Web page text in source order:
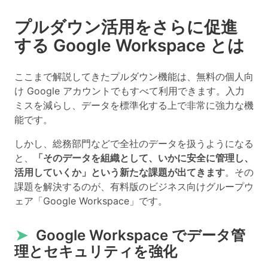
プルダウン活用をさらに促進
する Google Workspace とは
ここまで解説してきたプルダウン機能は、無料の個人向
け Google アカウントでもすべて利用できます。入力
ミスを減らし、データを標準化する上で非常に強力な機
能です。
しかし、総務部門などで全社のデータを扱うようになる
と、
「そのデータを組織として、いかに安全に管理し、
活用していくか」という新たな課題が出てきます。その
課題を解決するのが、有料版のビジネス向けグループウ
ェア「Google Workspace」です。
➤ Google Workspace でデータ管
理とセキュリティを強化